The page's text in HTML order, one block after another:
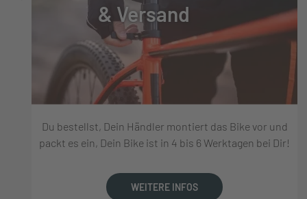
& Versand
Du bestellst, Dein Händler montiert das Bike vor und
packt es ein, Dein Bike ist in 4 bis 6 Werktagen bei Dir!
WEITERE INFOS